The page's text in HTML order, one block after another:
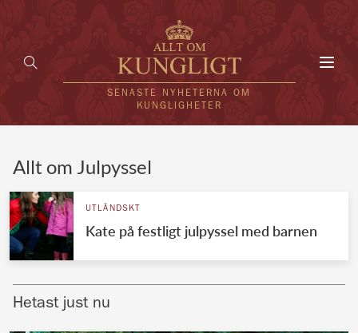
SENASTE NYHETERNA OM
KUNGLIGHETER
UTLÄNDSKT
VÄRLDENS KUNGAHUS
Allt om Julpyssel
UTLÄNDSKT
Kate på festligt julpyssel med barnen
Hetast just nu